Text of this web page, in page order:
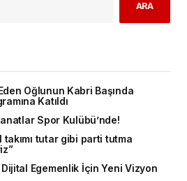
ARA
Oğlunun Kabri Başında
Katıldı
Spor Kulübü’nde!
takımı tutar gibi parti tutma
Egemenlik İçin Yeni Vizyon